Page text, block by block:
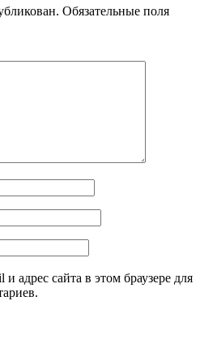
Обязательные поля
адрес сайта в этом браузере для